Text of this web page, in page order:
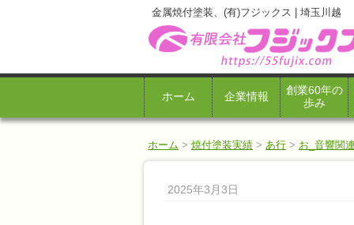
金属焼付塗装、(有)フジックス | 埼玉川越
ホーム 企業情報
創業60年の
歩み
ホーム > 焼付塗装実績 > あ行 > お_音響関
2025年3月3日